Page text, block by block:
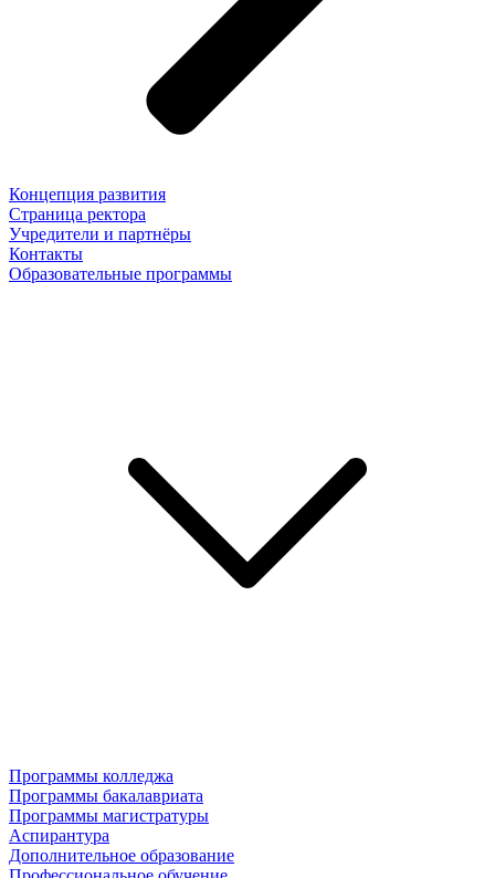
Концепция развития
Страница ректора
Учредители и партнёры
Контакты
Образовательные программы
Программы колледжа
Программы бакалавриата
Программы магистратуры
Аспирантура
Дополнительное образование